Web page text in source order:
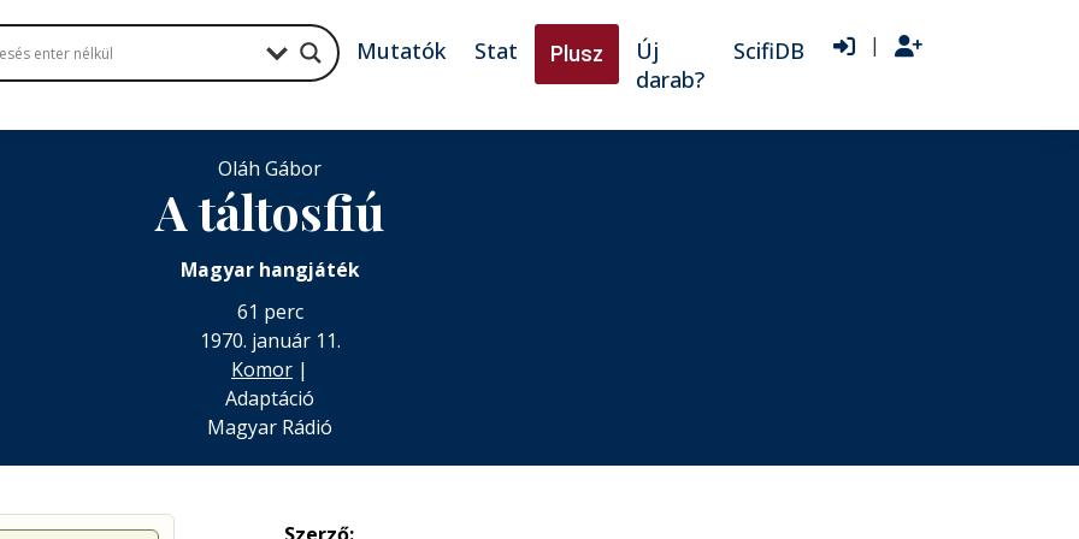
Mutatók Stat Plusz
Új
darab?
ScifiDB |
Oláh Gábor
A táltosfiú
Magyar hangjáték
61 perc
1970. január 11.
Komor |
Adaptáció
Magyar Rádió